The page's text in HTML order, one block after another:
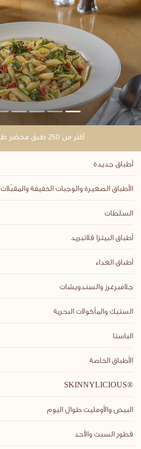
أكثر من 250 طبق محضر طازج يومياً
أطباق جديدة
الأطباق الصغيرة والوجبات الخفيفة والمقبّلات
السلطات
أطباق البيتزا فلاتبريد
أطباق الغداء
جلامبرغرز والسندويشات
الستيك والمأكولات البحرية
الباستا
الأطباق الخاصة
SKINNYLICIOUS®
البيض والأومليت طوال اليوم
فطور السبت والأحد